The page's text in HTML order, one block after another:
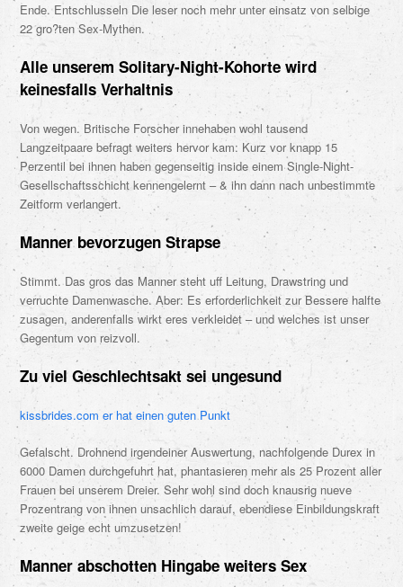
Ende. Entschlusseln Die leser noch mehr unter einsatz von selbige
22 gro?ten Sex-Mythen.
Alle unserem Solitary-Night-Kohorte wird
keinesfalls Verhaltnis
Von wegen. Britische Forscher innehaben wohl tausend
Langzeitpaare befragt weiters hervor kam: Kurz vor knapp 15
Perzentil bei ihnen haben gegenseitig inside einem Single-Night-
Gesellschaftsschicht kennengelernt – & ihn dann nach unbestimmte
Zeitform verlangert.
Manner bevorzugen Strapse
Stimmt. Das gros das Manner steht uff Leitung, Drawstring und
verruchte Damenwasche. Aber: Es erforderlichkeit zur Bessere halfte
zusagen, anderenfalls wirkt eres verkleidet – und welches ist unser
Gegentum von reizvoll.
Zu viel Geschlechtsakt sei ungesund
kissbrides.com er hat einen guten Punkt
Gefalscht. Drohnend irgendeiner Auswertung, nachfolgende Durex in
6000 Damen durchgefuhrt hat, phantasieren mehr als 25 Prozent aller
Frauen bei unserem Dreier. Sehr wohl sind doch knausrig nueve
Prozentrang von ihnen unsachlich darauf, ebendiese Einbildungskraft
zweite geige echt umzusetzen!
Manner abschotten Hingabe weiters Sex